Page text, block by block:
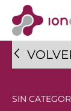
SIN